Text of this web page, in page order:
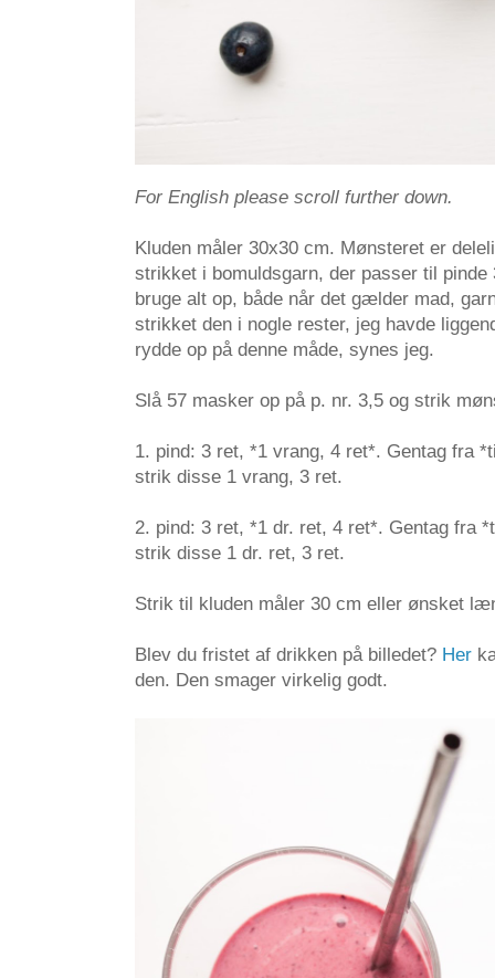
For English please scroll further down.
Kluden måler 30x30 cm. Mønsteret er
strikket i bomuldsgarn, der passer til pinde
bruge alt op, både når det gælder mad,
strikket den i nogle rester, jeg havde
rydde op på denne måde, synes jeg.
Slå 57 masker op på p. nr. 3,5 og strik
1. pind: 3 ret, *1 vrang, 4 ret*. Gentag fra
strik disse 1 vrang, 3 ret.
2. pind: 3 ret, *1 dr. ret, 4 ret*. Gentag fra
strik disse 1 dr. ret, 3 ret.
Strik til kluden måler 30 cm eller ønsket
Blev du fristet af drikken på billedet? Her
den. Den smager virkelig godt.